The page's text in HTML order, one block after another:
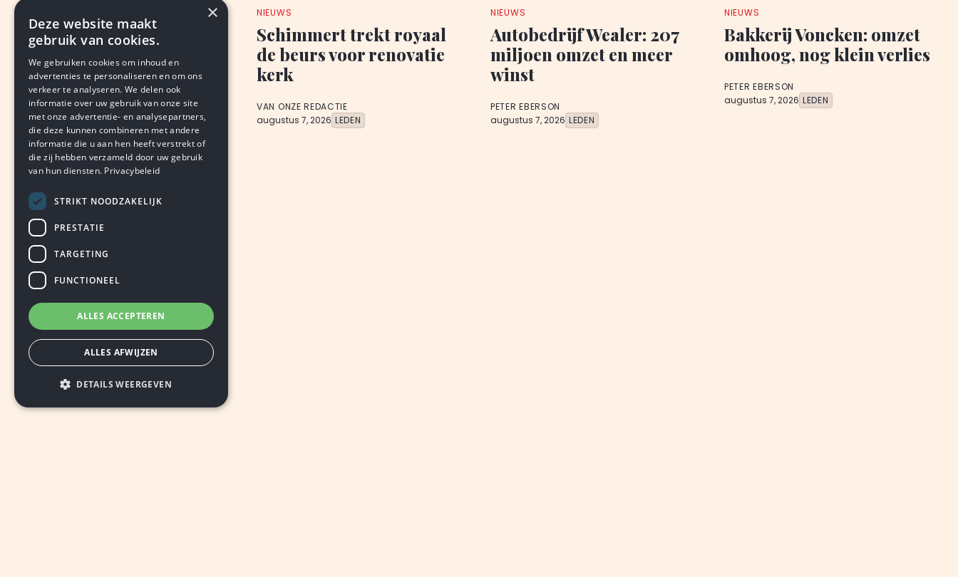
Kleine Zusters verlaten
Heerlen, na 154 jaar, met
afscheidsexpositie
VAN ONZE REDACTIE
augustus 7, 2026 LEDEN
NIEUWS
Schimmert trekt royaal
de beurs voor renovatie
kerk
VAN ONZE REDACTIE
augustus 7, 2026 LEDEN
NIEUWS
Autobedrijf Wealer: 207
miljoen omzet en meer
winst
PETER EBERSON
augustus 7, 2026 LEDEN
NIEUWS
Bakkerij Voncken: omzet
omhoog, nog klein verlies
PETER EBERSON
augustus 7, 2026 LEDEN
×
Deze website maakt
gebruik van cookies.
We gebruiken cookies om inhoud en
advertenties te personaliseren en om ons
verkeer te analyseren. We delen ook
informatie over uw gebruik van onze site
met onze advertentie- en analysepartners,
die deze kunnen combineren met andere
informatie die u aan hen heeft verstrekt of
die zij hebben verzameld door uw gebruik
van hun diensten. Privacybeleid
STRIKT NOODZAKELIJK
PRESTATIE
TARGETING
FUNCTIONEEL
ALLES ACCEPTEREN
ALLES AFWIJZEN
DETAILS WEERGEVEN